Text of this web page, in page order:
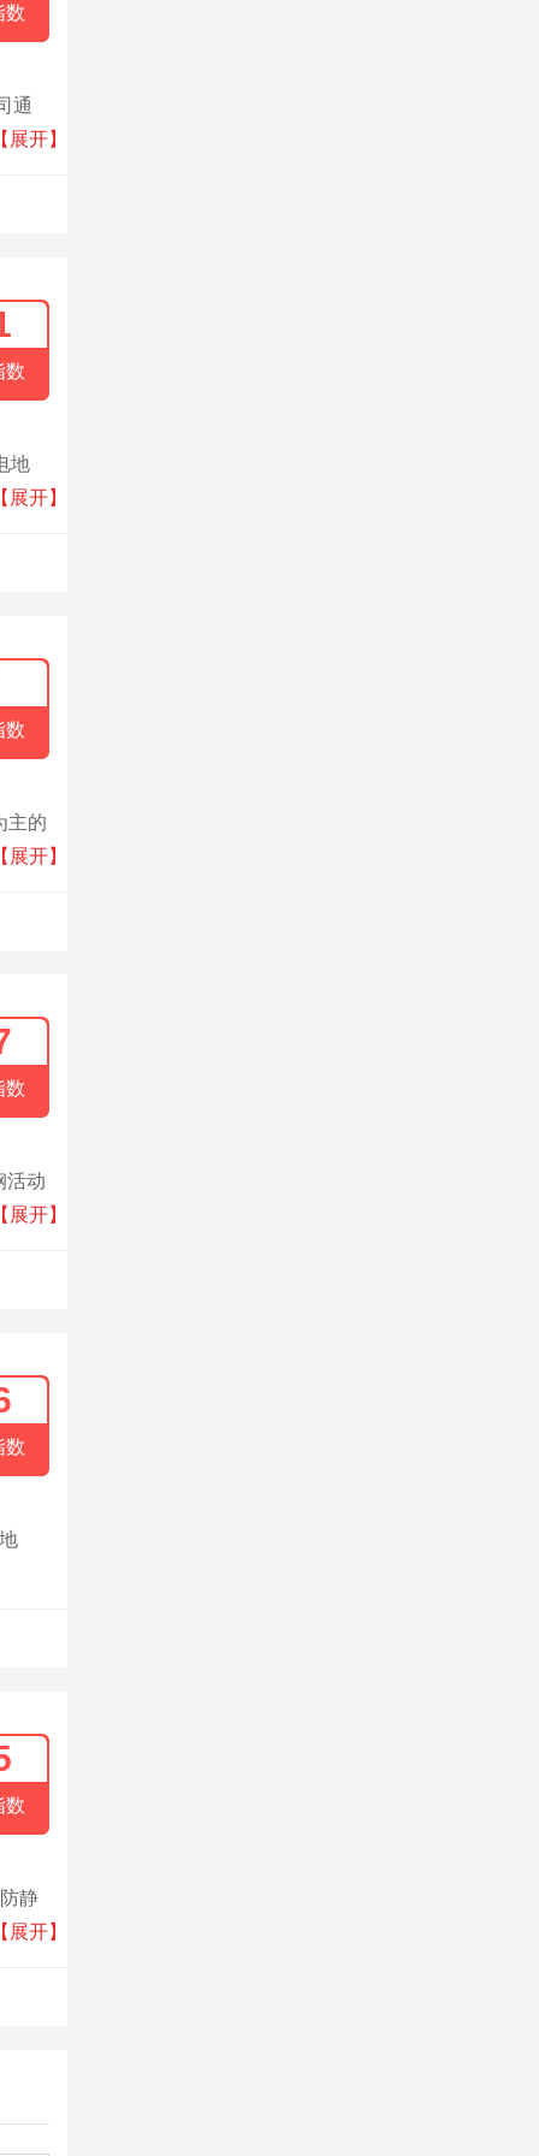
数
通
售许
10
【展开】
数
地
基
【展开】
数
主的
单
【展开】
数
活动
度复
英
【展开】
数
数
静
技术
【展开】